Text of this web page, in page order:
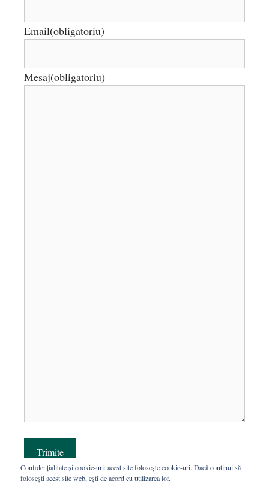
Email(obligatoriu)
Mesaj(obligatoriu)
Trimite
Confidențialitate și cookie-uri: acest site folosește cookie-uri. Dacă continui să
folosești acest site web, ești de acord cu utilizarea lor.